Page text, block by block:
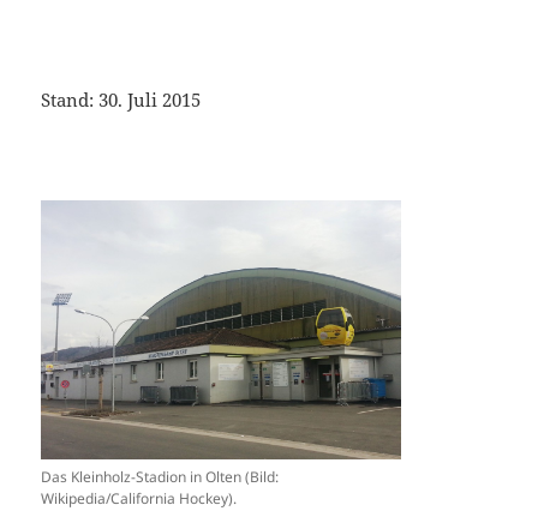
Stand: 30. Juli 2015
Das Kleinholz-Stadion in Olten (Bild:
Wikipedia/California Hockey).